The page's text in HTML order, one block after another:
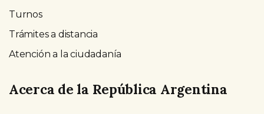
Turnos
Trámites a distancia
Atención a la ciudadanía
Acerca de la República Argentina